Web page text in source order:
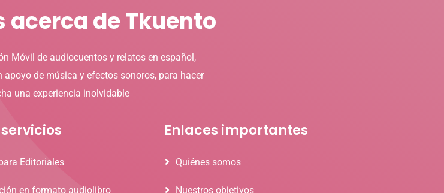
acerca de Tkuento
Móvil de audiocuentos y relatos en español,
de música y efectos sonoros, para hacer
una experiencia inolvidable
Editoriales
en formato audiolibro
Enlaces importantes
Quiénes somos
Nuestros objetivos